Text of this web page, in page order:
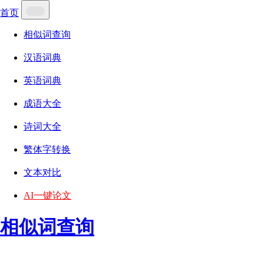
首页
相似词查询
汉语词典
英语词典
成语大全
诗词大全
繁体字转换
文本对比
AI一键论文
相似词查询